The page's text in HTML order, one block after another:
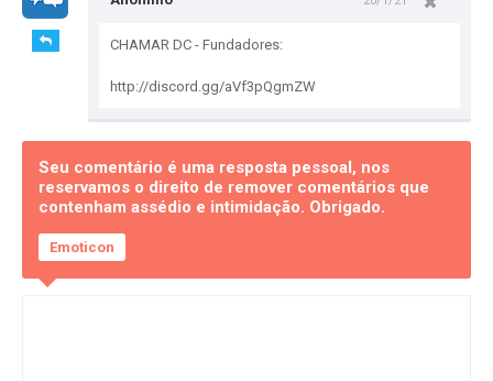
CHAMAR DC - Fundadores:
http://discord.gg/aVf3pQgmZW
Seu comentário é uma resposta pessoal, nos
reservamos o direito de remover comentários que
contenham assédio e intimidação. Obrigado.
Emoticon